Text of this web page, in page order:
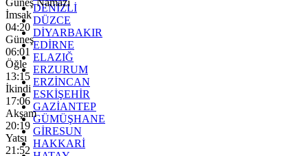
DENİZLİ
DÜZCE
DİYARBAKIR
EDİRNE
ELAZIĞ
ERZURUM
ERZİNCAN
ESKİŞEHİR
GAZİANTEP
GÜMÜŞHANE
GİRESUN
HAKKARİ
Güneş Namazı
İmsak
04:20
Güneş
06:01
Öğle
13:15
İkindi
17:06
Akşam
20:19
Yatsı
21:52